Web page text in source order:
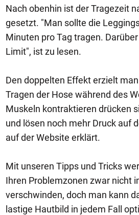
Nach obenhin ist der Tragezeit
gesetzt. "Man sollte die
Minuten pro Tag tragen.
Limit", ist zu lesen.
Den doppelten Effekt erzielt
Tragen der Hose während des
Muskeln kontraktieren drücken
und lösen noch mehr Druck auf
auf der Website erklärt.
Mit unseren Tipps und Tricks
Ihren Problemzonen zwar nicht
verschwinden, doch man kann
lastige Hautbild in jedem Fall